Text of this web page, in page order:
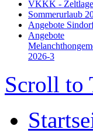
VKKK -
Sommerurlaub
Angebote
Angebote
2026-3
Scroll to